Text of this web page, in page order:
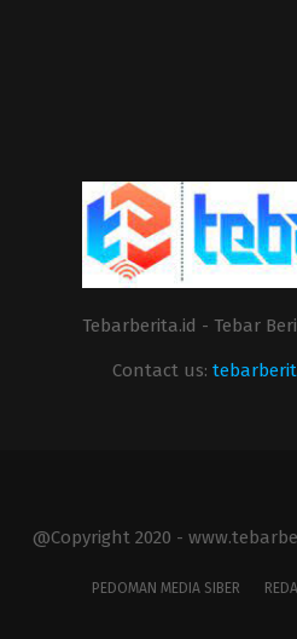
Tebarberita.id - Tebar
Contact us:
@Copyright 2020 -
PEDOMAN MEDIA SIBER